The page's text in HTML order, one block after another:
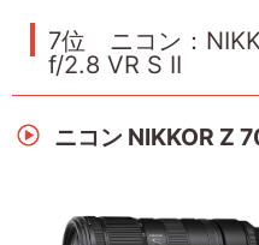
7位 ニコン：
f/2.8 VR S II
ニコン NIKKOR Z